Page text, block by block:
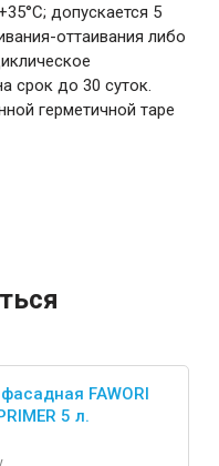
допускается 5
оттаивания либо
срок до 30 суток.
герметичной таре
FAWORI
5 л.